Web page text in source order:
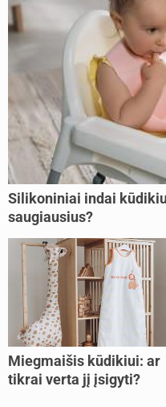
Silikoniniai indai
saugiausius?
Miegmaišis kūdikiui: ar
tikrai verta jį įsigyti?